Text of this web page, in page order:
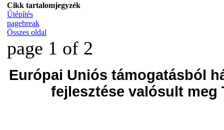
Cikk tartalomjegyzék
Útépítés
pagebreak
Összes oldal
page 1 of 2
Európai Uniós támogatásból
fejlesztése valósult meg